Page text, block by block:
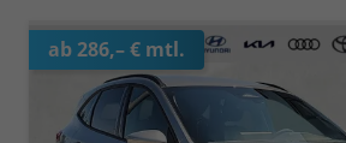
ab 286,– € mtl.